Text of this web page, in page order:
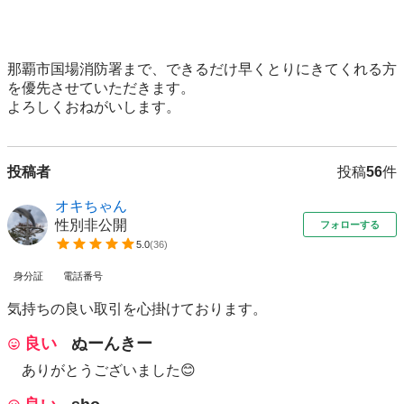
那覇市国場消防署まで、できるだけ早くとりにきてくれる方
を優先させていただきます。
よろしくおねがいします。
投稿者 投稿56件
オキちゃん
性別非公開
5.0(36)
フォローする
身分証 電話番号
気持ちの良い取引を心掛けております。
良い ぬーんきー
ありがとうございました😊